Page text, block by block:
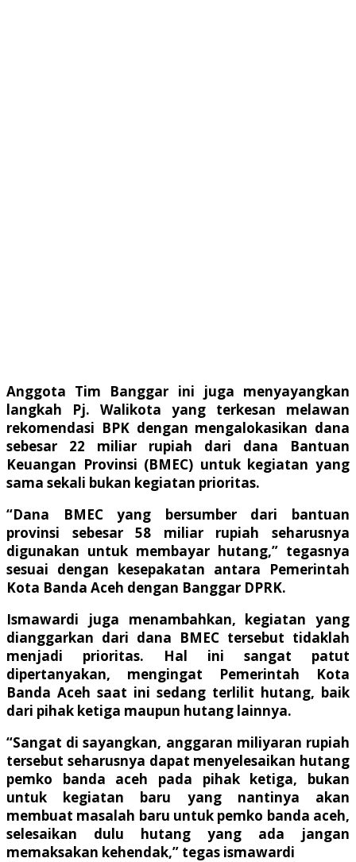
Anggota Tim Banggar ini juga menyayangkan
langkah Pj. Walikota yang terkesan melawan
rekomendasi BPK dengan mengalokasikan dana
sebesar 22 miliar rupiah dari dana Bantuan
Keuangan Provinsi (BMEC) untuk kegiatan yang
sama sekali bukan kegiatan prioritas.
“Dana BMEC yang bersumber dari bantuan
provinsi sebesar 58 miliar rupiah seharusnya
digunakan untuk membayar hutang,” tegasnya
sesuai dengan kesepakatan antara Pemerintah
Kota Banda Aceh dengan Banggar DPRK.
Ismawardi juga menambahkan, kegiatan yang
dianggarkan dari dana BMEC tersebut tidaklah
menjadi prioritas. Hal ini sangat patut
dipertanyakan, mengingat Pemerintah Kota
Banda Aceh saat ini sedang terlilit hutang, baik
dari pihak ketiga maupun hutang lainnya.
“Sangat di sayangkan, anggaran miliyaran rupiah
tersebut seharusnya dapat menyelesaikan hutang
pemko banda aceh pada pihak ketiga, bukan
untuk kegiatan baru yang nantinya akan
membuat masalah baru untuk pemko banda aceh,
selesaikan dulu hutang yang ada jangan
memaksakan kehendak,” tegas ismawardi